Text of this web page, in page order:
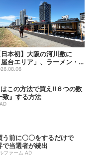
日本初】大阪の河川敷に
屋台エリア」、ラーメン・
・しゃぶしゃぶ・カフェ
この方法で買え!!６つの数
致』する方法
う前に〇〇をするだけで
で当選者が続出
ファーム AD